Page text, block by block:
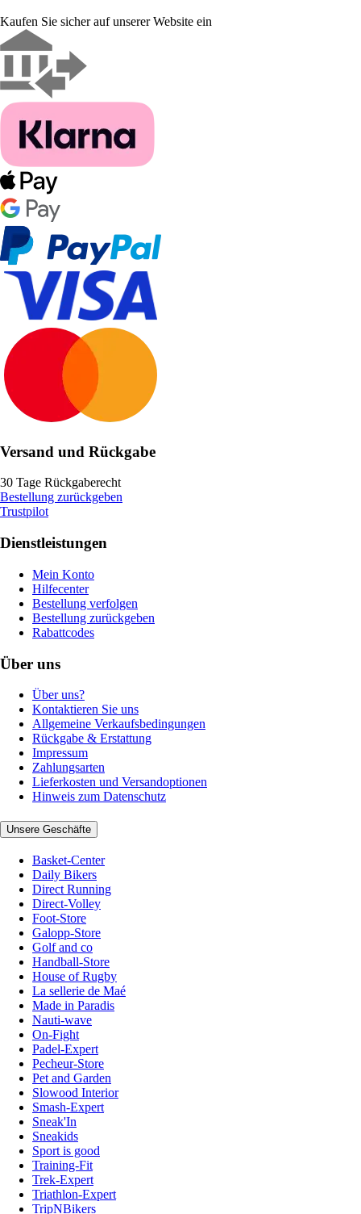
Kaufen Sie sicher auf unserer Website ein
Versand und Rückgabe
30 Tage Rückgaberecht
Bestellung zurückgeben
Trustpilot
Dienstleistungen
Mein Konto
Hilfecenter
Bestellung verfolgen
Bestellung zurückgeben
Rabattcodes
Über uns
Über uns?
Kontaktieren Sie uns
Allgemeine Verkaufsbedingungen
Rückgabe & Erstattung
Impressum
Zahlungsarten
Lieferkosten und Versandoptionen
Hinweis zum Datenschutz
Unsere Geschäfte
Basket-Center
Daily Bikers
Direct Running
Direct-Volley
Foot-Store
Galopp-Store
Golf and co
Handball-Store
House of Rugby
La sellerie de Maé
Made in Paradis
Nauti-wave
On-Fight
Padel-Expert
Pecheur-Store
Pet and Garden
Slowood Interior
Smash-Expert
Sneak'In
Sneakids
Sport is good
Training-Fit
Trek-Expert
Triathlon-Expert
TripNBikers